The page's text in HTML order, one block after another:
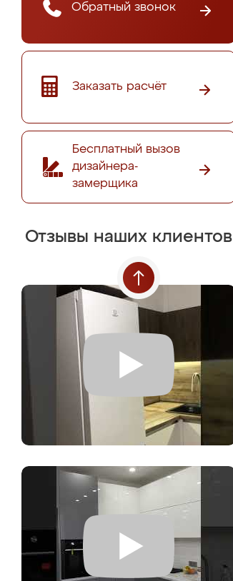
Обратный звонок
Заказать расчёт
Бесплатный вызов
дизайнера-
замерщика
Отзывы наших клиентов